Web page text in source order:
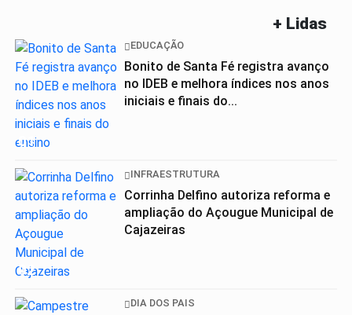
+ Lidas
01
EDUCAÇÃO
Bonito de Santa Fé registra avanço
no IDEB e melhora índices nos anos
iniciais e finais do...
02
INFRAESTRUTURA
Corrinha Delfino autoriza reforma e
ampliação do Açougue Municipal de
Cajazeiras
DIA DOS PAIS